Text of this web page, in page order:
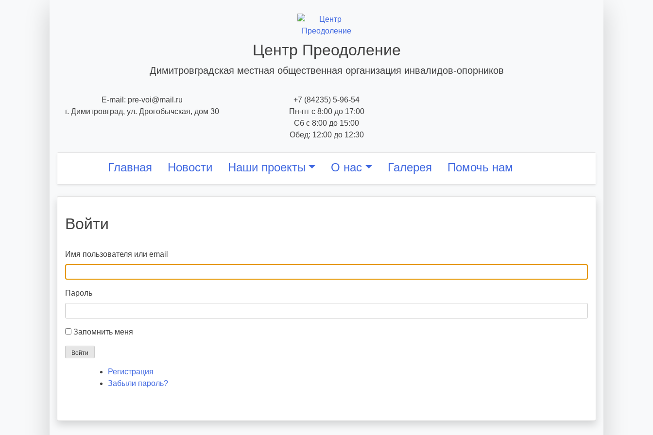
Центр Преодоление
Димитровградская местная общественная организация инвалидов-опорников
E-mail: pre-voi@mail.ru
г. Димитровград, ул. Дрогобычская, дом 30
+7 (84235) 5-96-54
Пн-пт с 8:00 до 17:00
Сб с 8:00 до 15:00
Обед: 12:00 до 12:30
Главная Новости Наши проекты О нас Галерея Помочь нам
Войти
Имя пользователя или email
Пароль
Запомнить меня
Войти
Регистрация
Забыли пароль?